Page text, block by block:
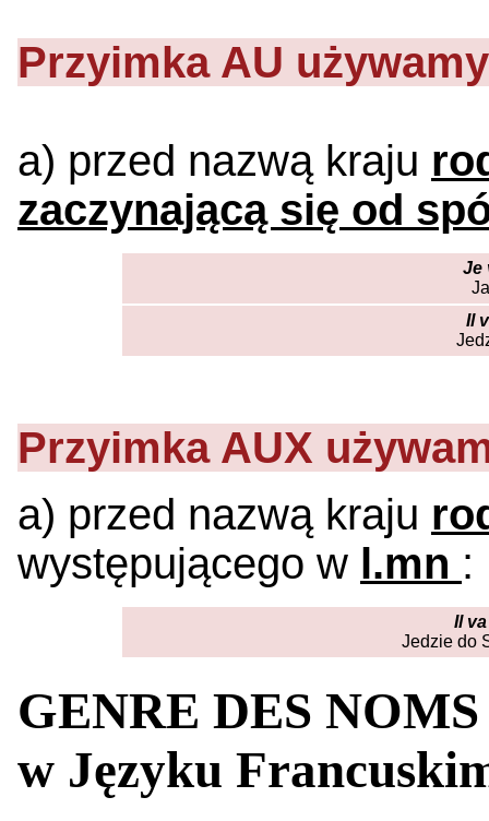
Przyimka AU
a) przed nazwą kraju
zaczynającą się od
Je
Il
Przyimka AUX
a) przed nazwą kraju
występującego w l.mn :
Il
Jedzie do
GENRE DES
w Języku